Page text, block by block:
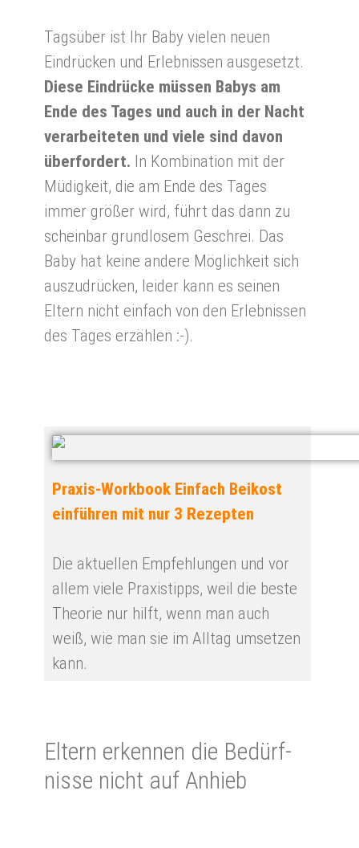
Tagsüber ist Ihr Baby vielen neuen
Eindrücken und Erlebnissen ausgesetzt.
Diese Eindrücke müssen Babys am
Ende des Tages und auch in der Nacht
verarbeiteten und viele sind davon
überfordert. In Kombination mit der
Müdigkeit, die am Ende des Tages
immer größer wird, führt das dann zu
scheinbar grundlosem Geschrei. Das
Baby hat keine andere Möglichkeit sich
auszudrücken, leider kann es seinen
Eltern nicht einfach von den Erlebnissen
des Tages erzählen :-).
Praxis-Workbook Einfach Beikost
einführen mit nur 3 Rezepten
Die aktuellen Empfehlungen und vor
allem viele Praxistipps, weil die beste
Theorie nur hilft, wenn man auch
weiß, wie man sie im Alltag umsetzen
kann.
El­tern er­ken­nen die Be­dürf­
nisse nicht auf An­hieb